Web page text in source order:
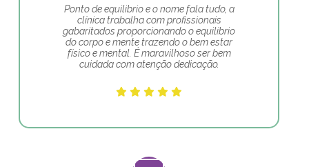
Ponto de equilibrio e o nome fala tudo, a
clínica trabalha com profissionais
gabaritados proporcionando o equilíbrio
do corpo e mente trazendo o bem estar
físico e mental. É maravilhoso ser bem
cuidada com atenção dedicação.